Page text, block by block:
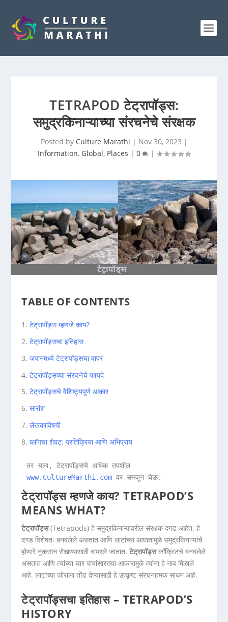
TETRAPOD टेट्रापॉड्स:
समुद्रकिनाऱ्याच्या संरचनेचे संरक्षक
Posted by Culture Marathi | Nov 30, 2023 |
Information, Global, Places | 0 |
TABLE OF CONTENTS
टेट्रापॉड्स म्हणजे काय?
टेट्रापॉड्सचा इतिहास
जपानमध्ये टेट्रापॉड्सचा वापर
टेट्रापॉड्सच्या संरचनेचे फायदे
टेट्रापॉड्सचे वैशिष्ट्यपूर्ण आकार
सारांश
लेखकाविषयी
ब्लॉगचा शेवट: प्रतिक्रिया आणि अभिप्राय
तर चला, टेट्रापॉड्सचे अधिक तपशील
www.CultureMarthi.com वर समजून घेऊ.
टेट्रापॉड्स म्हणजे काय? TETRAPOD’S
MEANS WHAT?
टेट्रापॉड्स(Tetrapods) हे समुद्रकिनाऱ्यावरील संरक्षक दगड आहेत. हे
दगड विशेषतः बनवलेले असतात आणि लाटांच्या आघातामुळे समुद्रकिनाऱ्यांचे
होणारे नुकसान रोखण्यासाठी वापरले जातात.टेट्रापॉड्सकॉंक्रिटचे बनवलेले
असतात आणि त्यांच्या चार पायांसारख्या आकारामुळे त्यांना हे नाव मिळाले
आहे. लाटांच्या जोराला तोंड देण्यासाठी हे उत्कृष्ट संरचनात्मक साधन आहे.
टेट्रापॉड्सचा इतिहास – TETRAPOD’S
HISTORY